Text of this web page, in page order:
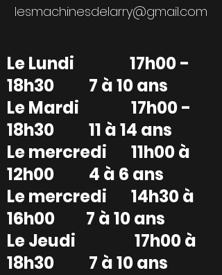
lesmachinesdelarry@gmail.com
Le Lundi 17h00 -
18h30 7 à 10 ans
Le Mardi 17h00 -
18h30 11 à 14 ans
Le mercredi 11h00 à
12h00 4 à 6 ans
Le mercredi 14h30 à
16h00 7 à 10 ans
Le Jeudi 17h00 à
18h30 7 à 10 ans